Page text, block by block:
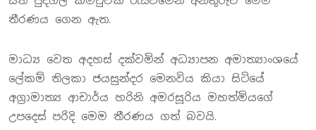
තීරණය ගෙන ඇත.
මාධ්‍ය වෙත අදහස් දක්වමින් අධ්‍යාපන අමාත්‍යාංශයේ
ලේකම් තිලකා ජයසුන්දර මෙනවිය කියා සිටියේ
අග්‍රාමාත්‍ය ආචාර්ය හරිනි අමරසූරිය මහත්මියගේ
උපදෙස් පරිදි මෙම තීරණය ගත් බවයි.